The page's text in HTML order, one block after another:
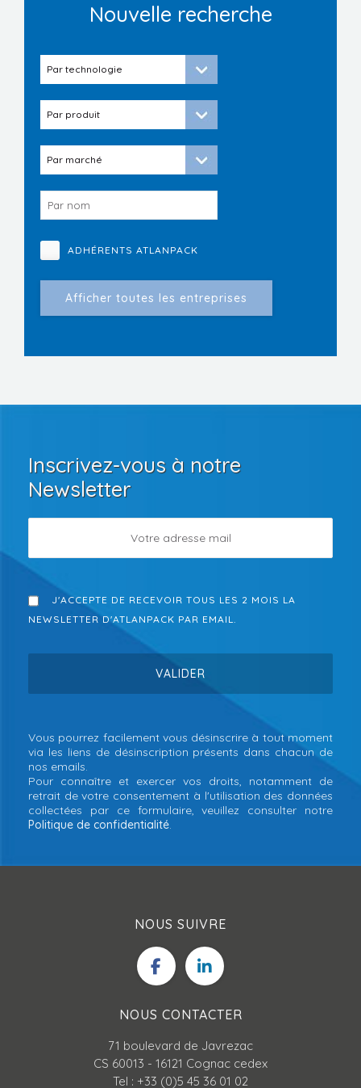
Nouvelle recherche
ADHÉRENTS ATLANPACK
Inscrivez-vous à notre
Newsletter
J'ACCEPTE DE RECEVOIR TOUS LES 2 MOIS LA
NEWSLETTER D'ATLANPACK PAR EMAIL.
Vous pourrez facilement vous désinscrire à tout moment
via les liens de désinscription présents dans chacun de
nos emails.
Pour connaître et exercer vos droits, notamment de
retrait de votre consentement à l'utilisation des données
collectées par ce formulaire, veuillez consulter notre
Politique de confidentialité.
NOUS SUIVRE
NOUS CONTACTER
71 boulevard de Javrezac
CS 60013 - 16121 Cognac cedex
Tel : +33 (0)5 45 36 01 02